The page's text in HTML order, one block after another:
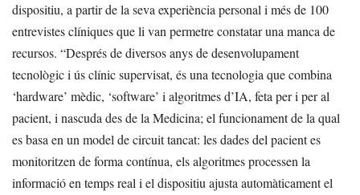
dispositiu, a partir de la seva experiència personal i més de 100
entrevistes clíniques que li van permetre constatar una manca de
recursos. “Després de diversos anys de desenvolupament
tecnològic i ús clínic supervisat, és una tecnologia que combina
‘hardware’ mèdic, ‘software’ i algoritmes d’IA, feta per i per al
pacient, i nascuda des de la Medicina; el funcionament de la qual
es basa en un model de circuit tancat: les dades del pacient es
monitoritzen de forma contínua, els algoritmes processen la
informació en temps real i el dispositiu ajusta automàticament el